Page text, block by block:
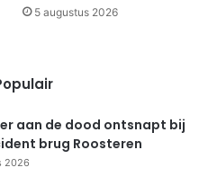
5 augustus 2026
aan de dood ontsnapt bij
brug Roosteren
2026